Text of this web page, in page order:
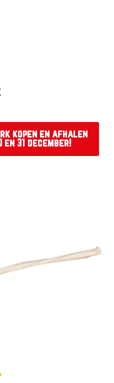
kopen en afhalen
31 december!